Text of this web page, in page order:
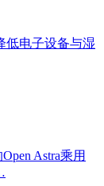
低电子设备与湿
Astra乘用